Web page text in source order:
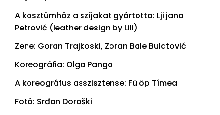
A kosztümhöz a szíjakat gyártotta: Ljiljana
Petrović (leather design by Lili)
Zene: Goran Trajkoski, Zoran Bale Bulatović
Koreográfia: Olga Pango
A koreográfus asszisztense: Fülöp Tímea
Fotó: Srđan Doroški